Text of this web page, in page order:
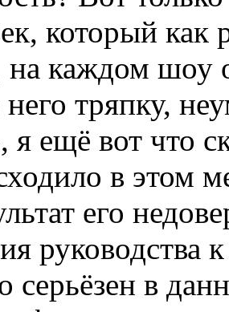
который как
на каждом шоу
него тряпку,
я ещё вот
в этом
его
серьёзен в